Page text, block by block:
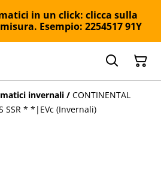
in un click: clicca sulla
Esempio: 2254517 91Y
invernali / CONTINENTAL
SSR * *|EVc (Invernali)